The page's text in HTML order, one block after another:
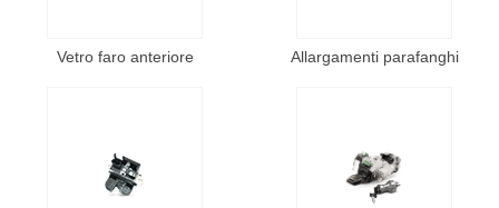
Vetro faro anteriore Allargamenti parafanghi